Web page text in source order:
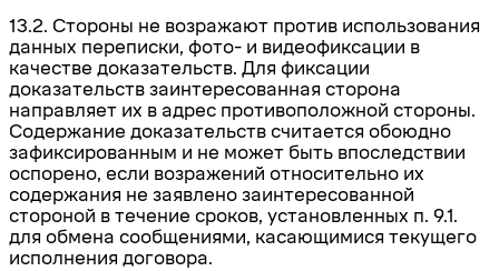
13.2. Стороны не возражают против использования
данных переписки, фото- и видеофиксации в
качестве доказательств. Для фиксации
доказательств заинтересованная сторона
направляет их в адрес противоположной стороны.
Содержание доказательств считается обоюдно
зафиксированным и не может быть впоследствии
оспорено, если возражений относительно их
содержания не заявлено заинтересованной
стороной в течение сроков, установленных п. 9.1.
для обмена сообщениями, касающимися текущего
исполнения договора.